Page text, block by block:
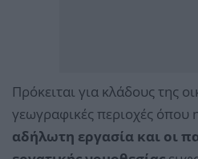
Πρόκειται για κλάδους της
γεωγραφικές περιοχές όπου
αδήλωτη εργασία και οι